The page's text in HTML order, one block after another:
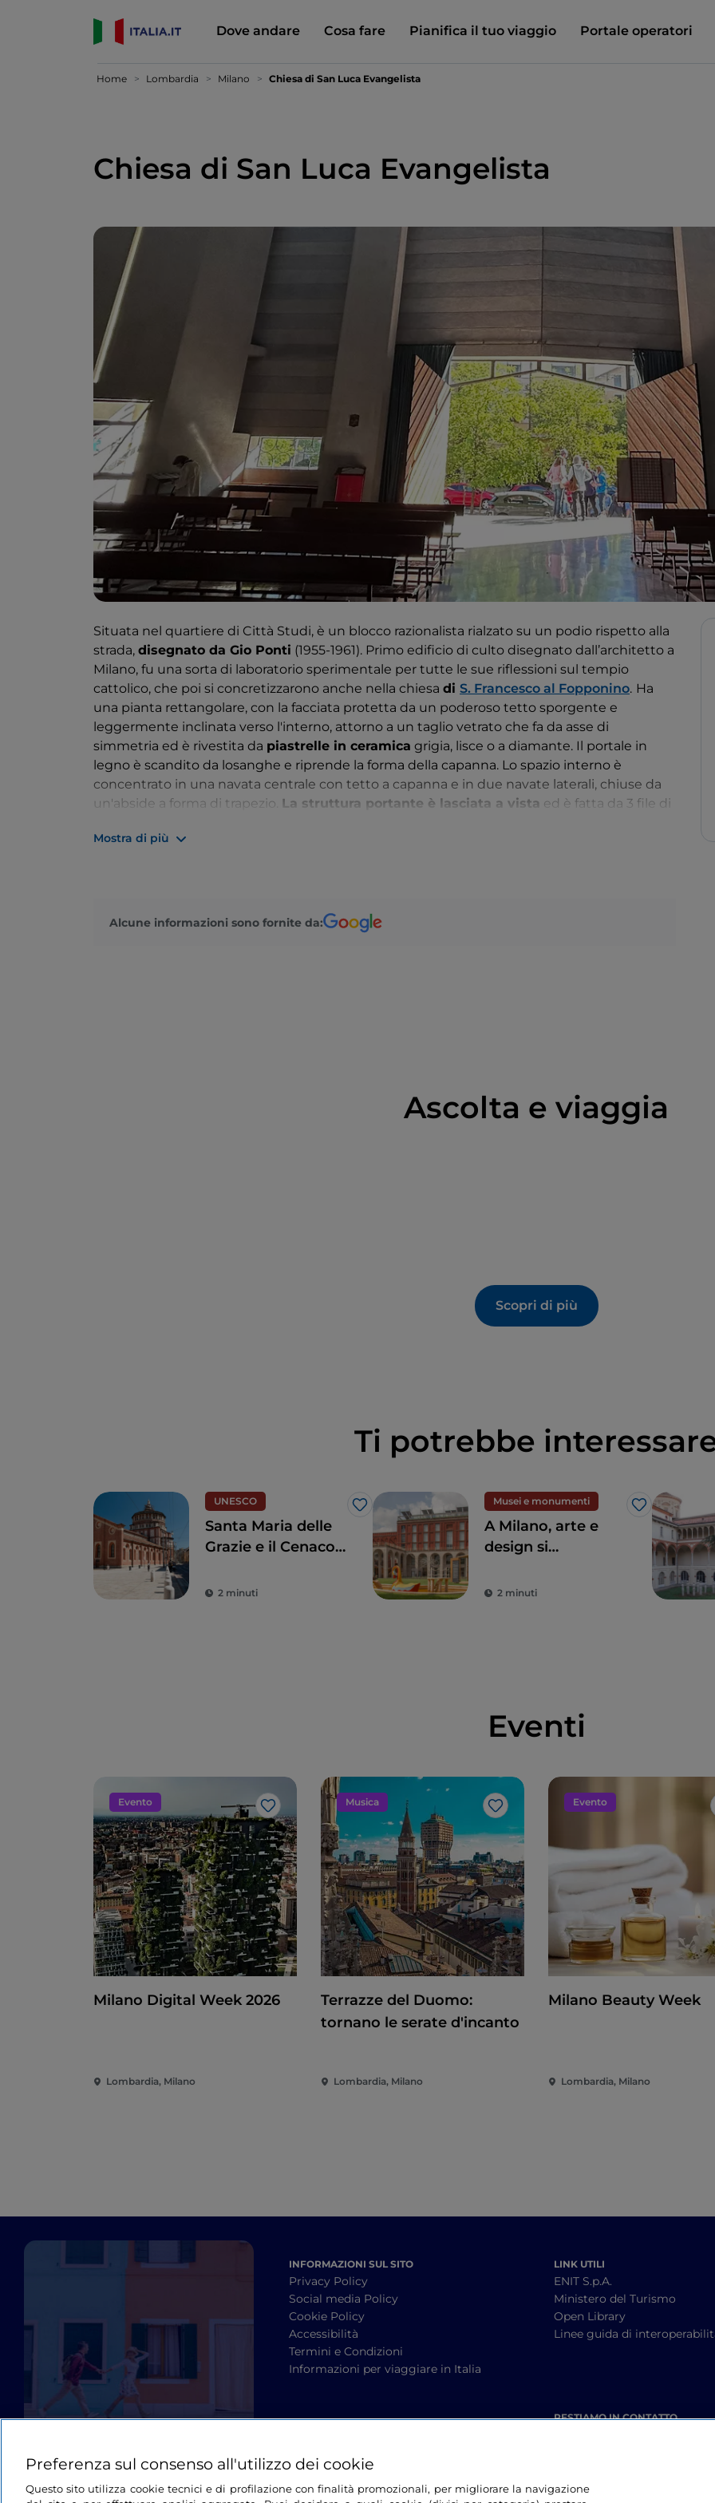
Dove andare Cosa fare Pianifica il tuo viaggio Portale operatori
Home Lombardia Milano Chiesa di San Luca Evangelista
Chiesa di San Luca Evangelista
Situata nel quartiere di Città Studi, è un blocco razionalista rialzato su un podio rispetto alla
strada, disegnato da Gio Ponti (1955-1961). Primo edificio di culto disegnato dall’architetto a
Milano, fu una sorta di laboratorio sperimentale per tutte le sue riflessioni sul tempio
cattolico, che poi si concretizzarono anche nella chiesa di S. Francesco al Fopponino. Ha
una pianta rettangolare, con la facciata protetta da un poderoso tetto sporgente e
leggermente inclinata verso l'interno, attorno a un taglio vetrato che fa da asse di
simmetria ed è rivestita da piastrelle in ceramica grigia, lisce o a diamante. Il portale in
legno è scandito da losanghe e riprende la forma della capanna. Lo spazio interno è
concentrato in una navata centrale con tetto a capanna e in due navate laterali, chiuse da
un'abside a forma di trapezio. La struttura portante è lasciata a vista ed è fatta da 3 file di
del grigio, ma la luce naturale proviene da numerose finestre con vetri blu cobalto, lungo i
Mostra di più
Alcune informazioni sono fornite da:
Ascolta e viaggia
Scopri di più
Ti potrebbe
UNESCO
Like
Santa Maria delle
Grazie e il Cenacolo
tocco di
2 minuti
Musei e monumenti
Like
A Milano, arte e
design si
Triennale
2 minuti
Eventi
Evento
Like
Milano Digital Week 2026
Lombardia, Milano
Musica
Like
Terrazze del Duomo:
tornano le serate d'incanto
Lombardia, Milano
Evento
Milano Beauty Week
Lombardia, Milano
INFORMAZIONI SUL SITO
Privacy Policy
Social media Policy
Cookie Policy
Accessibilità
Termini e Condizioni
Informazioni per viaggiare in Italia
LINK UTILI
ENIT S.p.A.
Ministero del Turismo
Open Library
Linee guida di
RESTIAMO IN CONTATTO
Preferenza sul consenso all'utilizzo dei cookie
Questo sito utilizza cookie tecnici e di profilazione con finalità promozionali, per migliorare la navigazione